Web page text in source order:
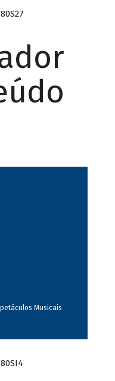
Musicais